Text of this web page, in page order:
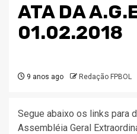
ATA DA
01.02.2018
9 anos ago Redação FPBOL
Segue abaixo os links para
Assembléia Geral